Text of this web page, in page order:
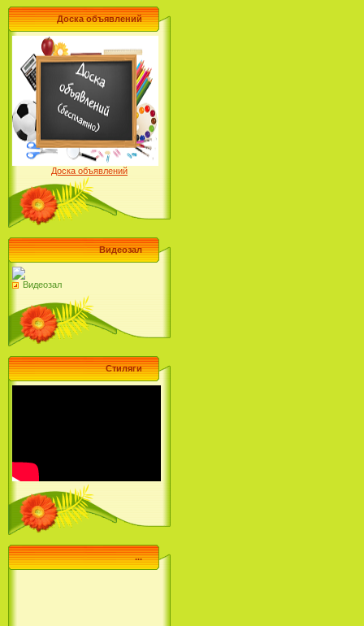
Доска объявлений
Доска объявлений
Видеозал
Видеозал
Стиляги
...